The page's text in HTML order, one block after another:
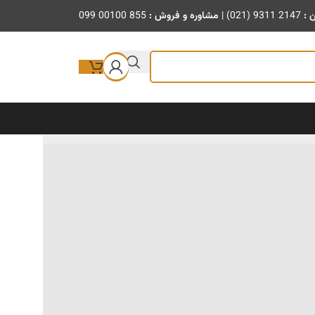
:
(021) 9311 2147
| مشاوره و فروش : 099 00100 855